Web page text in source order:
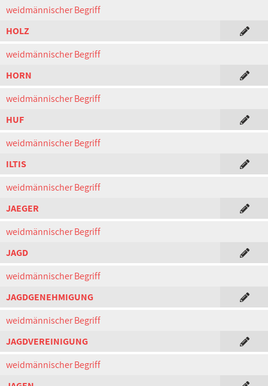
weidmännischer Begriff
HOLZ
weidmännischer Begriff
HORN
weidmännischer Begriff
HUF
weidmännischer Begriff
ILTIS
weidmännischer Begriff
JAEGER
weidmännischer Begriff
JAGD
weidmännischer Begriff
JAGDGENEHMIGUNG
weidmännischer Begriff
JAGDVEREINIGUNG
weidmännischer Begriff